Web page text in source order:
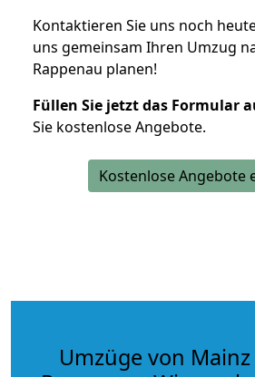
Kontaktieren Sie uns noch
uns gemeinsam Ihren Umzug
Rappenau planen!
Füllen Sie jetzt das Formular
Sie kostenlose Angebote.
Kostenlose Angebote
Umzüge von